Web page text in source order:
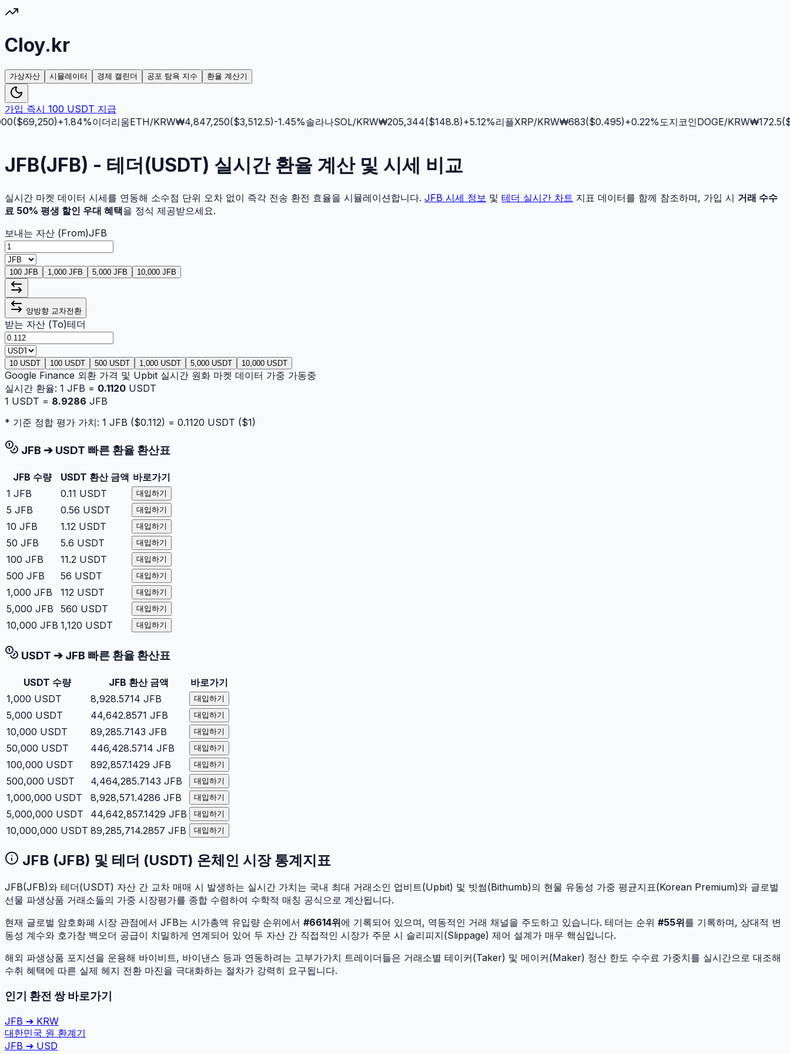
Cloy.kr
가상자산 시뮬레이터 경제 캘린더 공포 탐욕 지수 환율 계산기
가입 즉시 100 USDT 지급
($69,250)+1.84%이더리움ETH/KRW₩4,847,250($3,512.5)-1.45%솔라나SOL/KRW₩205,344($148.8)+5.12%리플XRP/KRW₩683($0.495)+0.22%도지코인DOGE/KRW₩172.5($
JFB(JFB) - 테더(USDT) 실시간 환율 계산 및 시세 비교
실시간 마켓 데이터 시세를 연동해 소수점 단위 오차 없이 즉각 전송 환전 효율을 시뮬레이션합니다. JFB 시세 정보 및 테더 실시간 차트 지표 데이터를 함께 참조하며, 가입 시 거래 수수
료 50% 평생 할인 우대 혜택을 정식 제공받으세요.
보내는 자산 (From)JFB
100 JFB 1,000 JFB 5,000 JFB 10,000 JFB
양방향 교차전환
받는 자산 (To)테더
10 USDT 100 USDT 500 USDT 1,000 USDT 5,000 USDT 10,000 USDT
Google Finance 외환 가격 및 Upbit 실시간 원화 마켓 데이터 가중 가동중
실시간 환율: 1 JFB = 0.1120 USDT
1 USDT = 8.9286 JFB
* 기준 정합 평가 가치: 1 JFB ($0.112) = 0.1120 USDT ($1)
JFB ➔ USDT 빠른 환율 환산표
JFB 수량 USDT 환산 금액 바로가기
1 JFB 0.11 USDT 대입하기
5 JFB 0.56 USDT 대입하기
10 JFB 1.12 USDT 대입하기
50 JFB 5.6 USDT 대입하기
100 JFB 11.2 USDT 대입하기
500 JFB 56 USDT 대입하기
1,000 JFB 112 USDT 대입하기
5,000 JFB 560 USDT 대입하기
10,000 JFB 1,120 USDT 대입하기
USDT ➔ JFB 빠른 환율 환산표
USDT 수량 JFB 환산 금액
바로가기
1,000 USDT 8,928.5714 JFB 대입하기
5,000 USDT 44,642.8571 JFB 대입하기
10,000 USDT 89,285.7143 JFB 대입하기
50,000 USDT 446,428.5714 JFB 대입하기
100,000 USDT 892,857.1429 JFB 대입하기
500,000 USDT 4,464,285.7143 JFB 대입하기
1,000,000 USDT 8,928,571.4286 JFB 대입하기
5,000,000 USDT 44,642,857.1429 JFB 대입하기
10,000,000 USDT 89,285,714.2857 JFB 대입하기
JFB (JFB) 및 테더 (USDT) 온체인 시장 통계지표
JFB(JFB)와 테더(USDT) 자산 간 교차 매매 시 발생하는 실시간 가치는 국내 최대 거래소인 업비트(Upbit) 및 빗썸(Bithumb)의 현물 유동성 가중 평균지표(Korean Premium)와 글로벌
선물 파생상품 거래소들의 가중 시장평가를 종합 수렴하여 수학적 매칭 공식으로 계산됩니다.
현재 글로벌 암호화폐 시장 관점에서 JFB는 시가총액 유입량 순위에서 #6614위에 기록되어 있으며, 역동적인 거래 채널을 주도하고 있습니다. 테더는 순위 #55위를 기록하며, 상대적 변
동성 계수와 호가창 백오더 공급이 치밀하게 연계되어 있어 두 자산 간 직접적인 시장가 주문 시 슬리피지(Slippage) 제어 설계가 매우 핵심입니다.
해외 파생상품 포지션을 운용해 바이비트, 바이낸스 등과 연동하려는 고부가가치 트레이더들은 거래소별 테이커(Taker) 및 메이커(Maker) 정산 한도 수수료 가중치를 실시간으로 대조해
수취 혜택에 따른 실제 헤지 전환 마진을 극대화하는 절차가 강력히 요구됩니다.
인기 환전 쌍 바로가기
JFB ➔ KRW
대한민국 원 환계기
JFB ➔ USD